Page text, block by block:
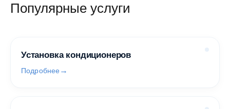
Популярные услуги
Установка кондиционеров
Подробнее